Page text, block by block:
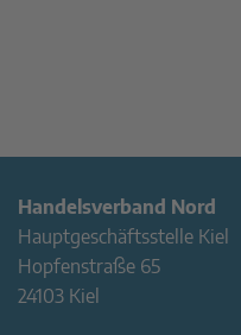
Handelsverband Nord
Hauptgeschäftsstelle Kiel
Hopfenstraße 65
24103 Kiel